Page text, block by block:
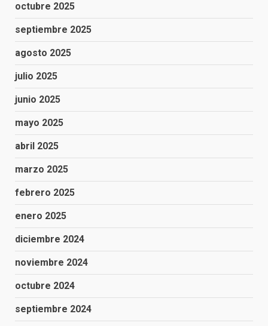
octubre 2025
septiembre 2025
agosto 2025
julio 2025
junio 2025
mayo 2025
abril 2025
marzo 2025
febrero 2025
enero 2025
diciembre 2024
noviembre 2024
octubre 2024
septiembre 2024